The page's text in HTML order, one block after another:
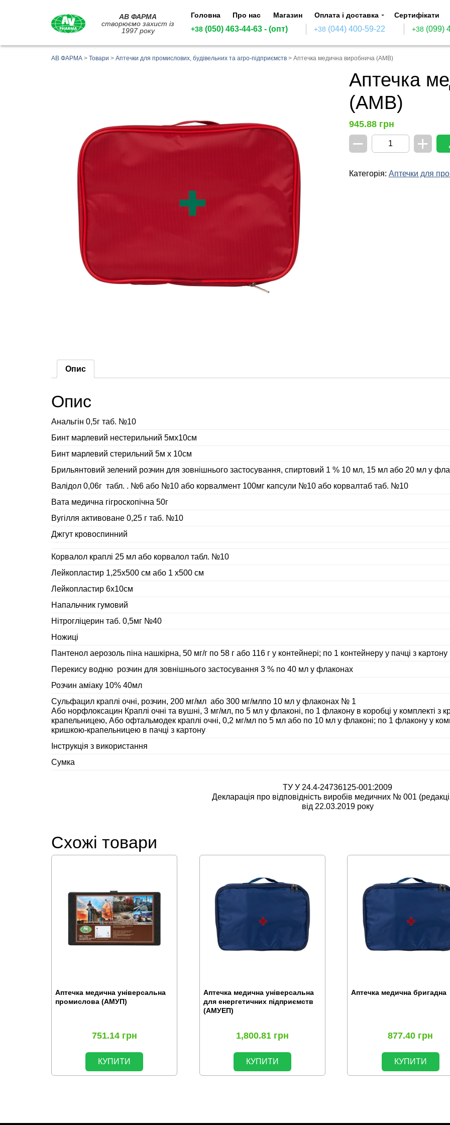
АВ ФАРМА
створюємо захист із
1997 року
Головна Про нас Магазин Оплата і доставка
Сертифікати
+38(050) 463-44-63- (опт) +38 (044) 400-59-22 +38 (099)
АВ ФАРМА > Товари > Аптечки для промислових, будівельних та агро-підприємств > Аптечка медична виробнича (АМВ)
Аптечка
(АМВ)
945.88 грн
−
Аптечка
медична
кількість
+
Категорія: Аптечки для
Опис
Опис
Анальгін 0,5г таб. №10
Бинт марлевий нестерильний 5мх10см
Бинт марлевий стерильний 5м х 10см
Брильянтовий зелений розчин для зовнішнього застосування, спиртовий 1 % 10 мл, 15 мл або 20 мл у
Валідол 0,06г табл. . №6 або №10 або корвалмент 100мг капсули №10 або корвалтаб таб. №10
Вата медична гігроскопічна 50г
Вугілля активоване 0,25 г таб. №10
Джгут кровоспинний
Корвалол краплі 25 мл або корвалол табл. №10
Лейкопластир 1,25х500 см або 1 х500 см
Лейкопластир 6х10см
Напальчник гумовий
Нітрогліцерин таб. 0,5мг №40
Ножиці
Пантенол аерозоль піна нашкірна, 50 мг/г по 58 г або 116 г у контейнері; по 1 контейнеру у пачці з картону
Перекису водню розчин для зовнішнього застосування 3 % по 40 мл у флаконах
Розчин аміаку 10% 40мл
Сульфацил краплі очні, розчин, 200 мг/мл або 300 мг/млпо 10 мл у флаконах № 1
Або норфлоксацин Краплі очні та вушні, 3 мг/мл, по 5 мл у флаконі, по 1 флакону в коробці у комплекті з
крапельницею, Або офтальмодек краплі очні, 0,2 мг/мл по 5 мл або по 10 мл у флаконі; по 1 флакону у
кришкою-крапельницею в пачці з картону
Інструкція з використання
Сумка
ТУ У 24.4-24736125-001:2009
Декларація про відповідність виробів медичних № 001
від 22.03.2019 року
Схожі товари
Аптечка медична універсальна
промислова (АМУП)
751.14 грн
КУПИТИ
Аптечка медична універсальна
для енергетичних підприємств
(АМУЕП)
1,800.81 грн
КУПИТИ
Аптечка медична бригадна
877.40 грн
КУПИТИ